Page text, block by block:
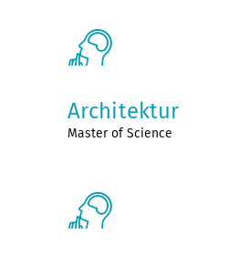
Architektur
Master of Science